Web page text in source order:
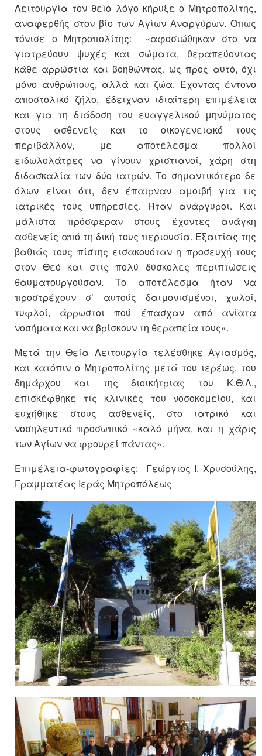
Λειτουργία τον θείο λόγο κήρυξε ο Μητροπολίτης,
αναφερθής στον βίο των Αγίων Αναργύρων. Όπως
τόνισε ο Μητροπολίτης: «αφοσιώθηκαν στο να
γιατρεύουν ψυχές και σώματα, θεραπεύοντας
κάθε αρρώστια και βοηθώντας, ως προς αυτό, όχι
μόνο ανθρώπους, αλλά και ζώα. Έχοντας έντονο
αποστολικό ζήλο, έδειχναν ιδιαίτερη επιμέλεια
και για τη διάδοση του ευαγγελικού μηνύματος
στους ασθενείς και το οικογενειακό τους
περιβάλλον, με αποτέλεσμα πολλοί
ειδωλολάτρες να γίνουν χριστιανοί, χάρη στη
διδασκαλία των δύο ιατρών. Το σημαντικότερο δε
όλων είναι ότι, δεν έπαιρναν αμοιβή για τις
ιατρικές τους υπηρεσίες. Ήταν ανάργυροι. Και
μάλιστα πρόσφεραν στους έχοντες ανάγκη
ασθενείς από τη δική τους περιουσία. Εξαιτίας της
βαθιάς τους πίστης εισακουόταν η προσευχή τους
στον Θεό και στις πολύ δύσκολες περιπτώσεις
θαυματουργούσαν. Το αποτέλεσμα ήταν να
προστρέχουν σ’ αυτούς δαιμονισμένοι, χωλοί,
τυφλοί, άρρωστοι πού έπασχαν από ανίατα
νοσήματα και να βρίσκουν τη θεραπεία τους».
Μετά την Θεία Λειτουργία τελέσθηκε Αγιασμός,
και κατόπιν ο Μητροπολίτης μετά του ιερέως, του
δημάρχου και της διοικήτριας του Κ.Θ.Λ.,
επισκέφθηκε τις κλινικές του νοσοκομείου, και
ευχήθηκε στους ασθενείς, στο ιατρικό και
νοσηλευτικό προσωπικό «καλό μήνα, και η χάρις
των Αγίων να φρουρεί πάντας».
Επιμέλεια-φωτογραφίες: Γεώργιος Ι. Χρυσούλης,
Γραμματέας Ιεράς Μητροπόλεως